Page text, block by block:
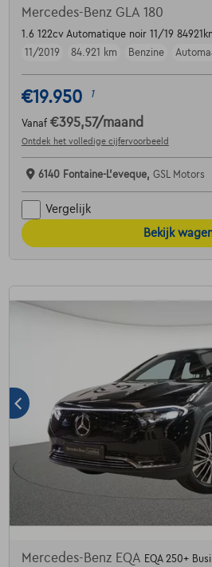
Mercedes-Benz GLA 180
1.6 122cv Automatique noir 11/19
11/2019
84.921 km Benzine
€19.950 1
Vanaf €395,57/maand
Ontdek het volledige cijfervoorbeeld
6140 Fontaine-L'eveque, GSL Motors
Vergelijk
Bekijk
Mercedes-Benz EQA EQA 250+